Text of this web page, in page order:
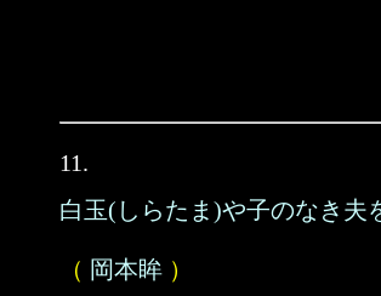
11.
白玉(しらたま)や子のなき夫
（ 岡本眸 ）